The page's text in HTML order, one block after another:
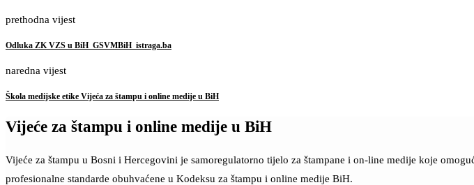
prethodna vijest
Odluka ZK VZS u BiH_GSVMBiH_istraga.ba
naredna vijest
Škola medijske etike Vijeća za štampu i online medije u BiH
Vijeće za štampu i online medije u BiH
Vijeće za štampu u Bosni i Hercegovini je samoregulatorno tijelo za štampane i on-line medije koje
profesionalne standarde obuhvaćene u Kodeksu za štampu i online medije BiH.